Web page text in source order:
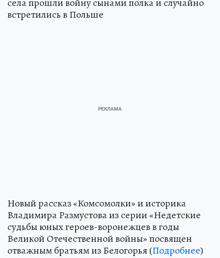
села прошли войну сынами полка и случайно
встретились в Польше
Новый рассказ «Комсомолки» и историка
Владимира Размустова из серии «Недетские
судьбы юных героев-воронежцев в годы
Великой Отечественной войны» посвящен
отважным братьям из Белогорья (Подробнее)